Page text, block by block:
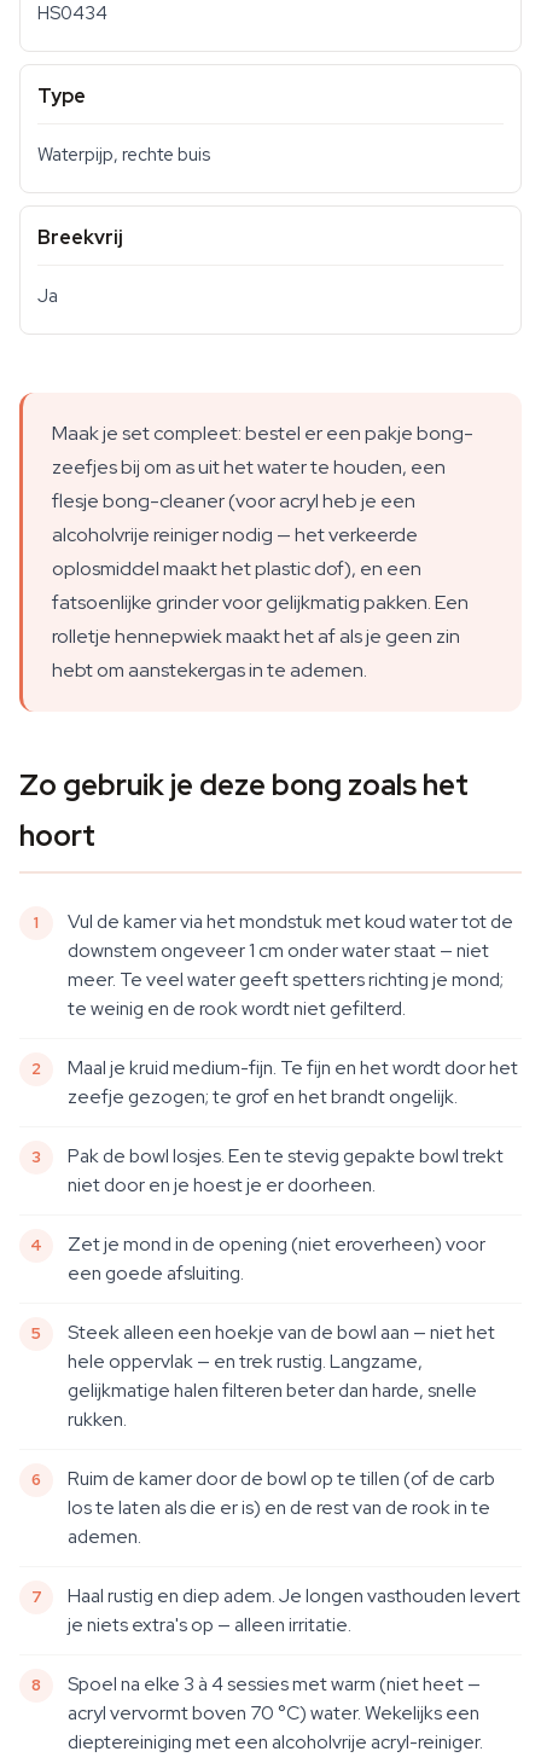
HS0434
Type
Waterpijp, rechte buis
Breekvrij
Ja
Maak je set compleet: bestel er een pakje bong-
zeefjes bij om as uit het water te houden, een
flesje bong-cleaner (voor acryl heb je een
alcoholvrije reiniger nodig — het verkeerde
oplosmiddel maakt het plastic dof), en een
fatsoenlijke grinder voor gelijkmatig pakken. Een
rolletje hennepwiek maakt het af als je geen zin
hebt om aanstekergas in te ademen.
Zo gebruik je deze bong zoals het
hoort
Vul de kamer via het mondstuk met koud water tot de
downstem ongeveer 1 cm onder water staat — niet
meer. Te veel water geeft spetters richting je mond;
te weinig en de rook wordt niet gefilterd.
Maal je kruid medium-fijn. Te fijn en het wordt door het
zeefje gezogen; te grof en het brandt ongelijk.
Pak de bowl losjes. Een te stevig gepakte bowl trekt
niet door en je hoest je er doorheen.
Zet je mond in de opening (niet eroverheen) voor
een goede afsluiting.
Steek alleen een hoekje van de bowl aan — niet het
hele oppervlak — en trek rustig. Langzame,
gelijkmatige halen filteren beter dan harde, snelle
rukken.
Ruim de kamer door de bowl op te tillen (of de carb
los te laten als die er is) en de rest van de rook in te
ademen.
Haal rustig en diep adem. Je longen vasthouden levert
je niets extra's op — alleen irritatie.
Spoel na elke 3 à 4 sessies met warm (niet heet —
acryl vervormt boven 70 °C) water. Wekelijks een
dieptereiniging met een alcoholvrije acryl-reiniger.